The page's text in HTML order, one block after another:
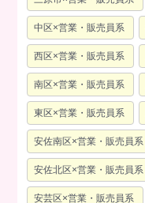
中区×営業・販売員系
西区×営業・販売員系
南区×営業・販売員系
東区×営業・販売員系
安佐南区×営業・販売員系
安佐北区×営業・販売員系
安芸区×営業・販売員系